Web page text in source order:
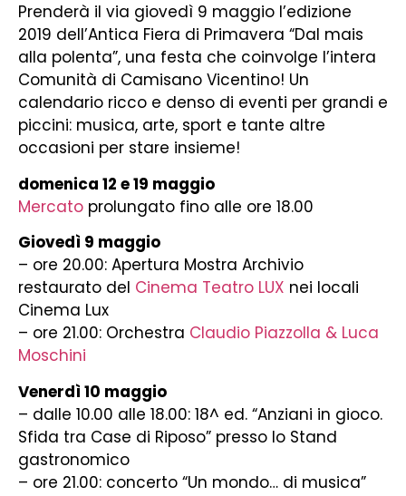
Prenderà il via giovedì 9 maggio l’edizione
2019 dell’Antica Fiera di Primavera “Dal mais
alla polenta”, una festa che coinvolge l’intera
Comunità di Camisano Vicentino! Un
calendario ricco e denso di eventi per grandi e
piccini: musica, arte, sport e tante altre
occasioni per stare insieme!
domenica 12 e 19 maggio
Mercato prolungato fino alle ore 18.00
Giovedì 9 maggio
– ore 20.00: Apertura Mostra Archivio
restaurato del Cinema Teatro LUX nei locali
Cinema Lux
– ore 21.00: Orchestra Claudio Piazzolla & Luca
Moschini
Venerdì 10 maggio
– dalle 10.00 alle 18.00: 18^ ed. “Anziani in gioco.
Sfida tra Case di Riposo” presso lo Stand
gastronomico
– ore 21.00: concerto “Un mondo… di musica”